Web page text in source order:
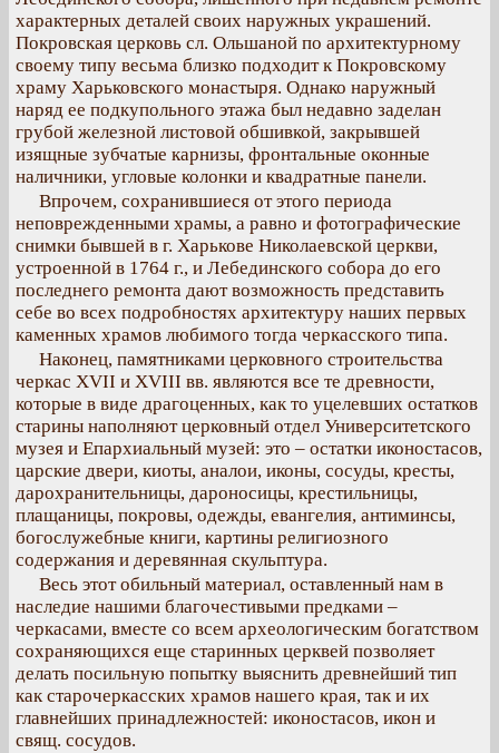
характерных деталей своих наружных украшений.
Покровская церковь сл. Ольшаной по архитектурному
своему типу весьма близко подходит к Покровскому
храму Харьковского монастыря. Однако наружный
наряд ее подкупольного этажа был недавно заделан
грубой железной листовой обшивкой, закрывшей
изящные зубчатые карнизы, фронтальные оконные
наличники, угловые колонки и квадратные панели.
Впрочем, сохранившиеся от этого периода
неповрежденными храмы, а равно и фотографические
снимки бывшей в г. Харькове Николаевской церкви,
устроенной в 1764 г., и Лебединского собора до его
последнего ремонта дают возможность представить
себе во всех подробностях архитектуру наших первых
каменных храмов любимого тогда черкасского типа.
Наконец, памятниками церковного строительства
черкас XVII и XVIII вв. являются все те древности,
которые в виде драгоценных, как то уцелевших остатков
старины наполняют церковный отдел Университетского
музея и Епархиальный музей: это – остатки иконостасов,
царские двери, киоты, аналои, иконы, сосуды, кресты,
дарохранительницы, дароносицы, крестильницы,
плащаницы, покровы, одежды, евангелия, антиминсы,
богослужебные книги, картины религиозного
содержания и деревянная скульптура.
Весь этот обильный материал, оставленный нам в
наследие нашими благочестивыми предками –
черкасами, вместе со всем археологическим богатством
сохраняющихся еще старинных церквей позволяет
делать посильную попытку выяснить древнейший тип
как старочеркасских храмов нашего края, так и их
главнейших принадлежностей: иконостасов, икон и
свящ. сосудов.